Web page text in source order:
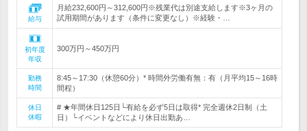
給与
月給232,600円～312,600円※残業代は別途支給します※3ヶ月の
試用期間があります（条件に変更なし）※経験・…
初年度
年収
300万円～450万円
勤務
時間
8:45～17:30（休憩60分）* 時間外労働有無：有（月平均15～16時
間程）
休日
休暇
# ★年間休日125日└有給を必ず5日は取得* 完全週休2日制（土
日）└イベントなどにより休日出勤あ…